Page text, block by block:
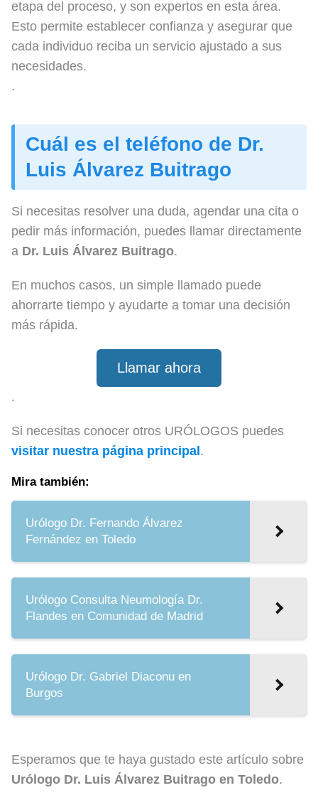
etapa del proceso, y son expertos en esta área.
Esto permite establecer confianza y asegurar que
cada individuo reciba un servicio ajustado a sus
necesidades.
.
Cuál es el teléfono de Dr.
Luis Álvarez Buitrago
Si necesitas resolver una duda, agendar una cita o
pedir más información, puedes llamar directamente
a Dr. Luis Álvarez Buitrago.
En muchos casos, un simple llamado puede
ahorrarte tiempo y ayudarte a tomar una decisión
más rápida.
Llamar ahora
.
Si necesitas conocer otros URÓLOGOS puedes
visitar nuestra página principal .
Mira también:
Urólogo Dr. Fernando Álvarez
Fernández en Toledo
Urólogo Consulta Neumología Dr.
Flandes en Comunidad de Madrid
Urólogo Dr. Gabriel Diaconu en
Burgos
Esperamos que te haya gustado este artículo sobre
Urólogo Dr. Luis Álvarez Buitrago en Toledo.